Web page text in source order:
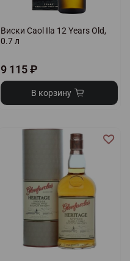
Виски Caol Ila 12 Years Old,
0.7 л
9 115 ₽
В корзину